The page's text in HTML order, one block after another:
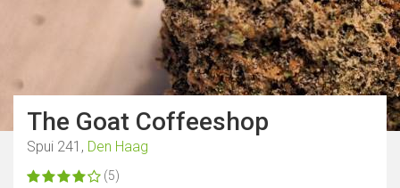
The Goat Coffeeshop
Spui 241, Den Haag
(5)